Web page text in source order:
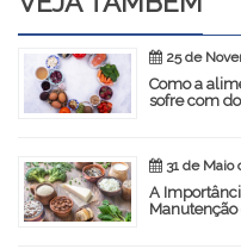
25 de
Como a
sofre com
31 de Maio
A
Manutenção